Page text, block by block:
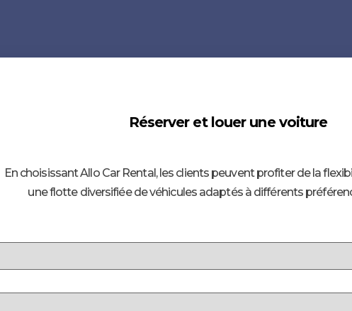
Réserver et louer une voiture
En choisissant Allo Car Rental, les clients peuvent profiter de la
une flotte diversifiée de véhicules adaptés à différents